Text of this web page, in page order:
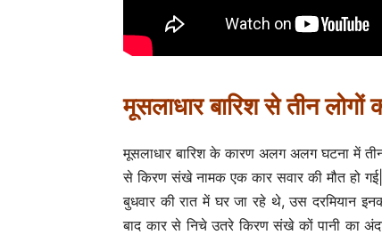
मूसलाधार बारिश से तीन लोगों
मूसलाधार बारिश के कारण अलग अलग घटना में
से किरण संखे नामक एक कार सवार की मौत हो
बुधवार की रात में घर जा रहे थे, उस दरमियान
बाद कार से निचे उतरे किरण संखे कों पानी का